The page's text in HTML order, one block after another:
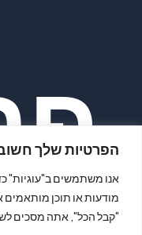
הפרטיות שלך
אנו משתמשים ב"עוגיות"
מודעות או תוכן
"קבל הכל", אתה מסכים